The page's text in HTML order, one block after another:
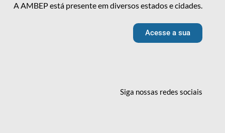
A AMBEP está presente em diversos estados e cidades.
Acesse a sua
Siga nossas redessociais